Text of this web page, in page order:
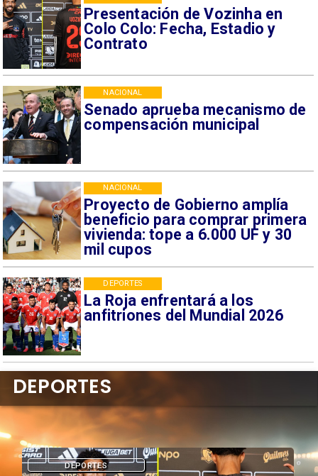
Presentación de Vozinha en
Colo Colo: Fecha, Estadio y
Contrato
Senado aprueba mecanismo de
compensación municipal
NACIONAL
Proyecto de Gobierno amplía
beneficio para comprar primera
vivienda: tope a 6.000 UF y 30
mil cupos
NACIONAL
La Roja enfrentará a los
anfitriones del Mundial 2026
DEPORTES
DEPORTES
DEPORTES